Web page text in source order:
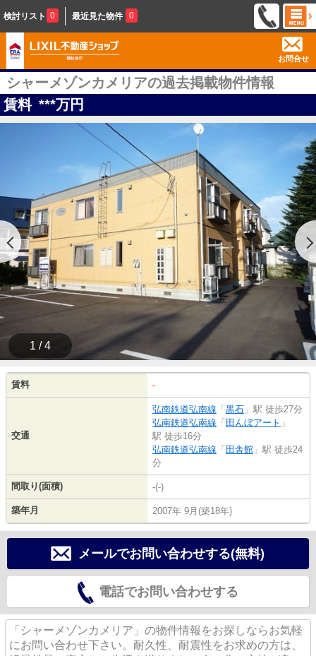
検討リスト 0 最近見た物件 0
お問合せ
シャーメゾンカメリアの過去掲載物件情報
賃料 ***万円
1 / 4
賃料 -
交通
弘南鉄道弘南線 「 黒石 」駅 徒歩27分
弘南鉄道弘南線 「 田んぼアート 」
駅 徒歩16分
弘南鉄道弘南線 「 田舎館 」駅 徒歩24
分
間取り(面積) -(-)
築年月 2007年 9月(築18年)
メールでお問い合わせする(無料)
電話でお問い合わせする
「シャーメゾンカメリア」の物件情報をお探しならお気軽
にお問い合わせ下さい。耐久性、耐震性をお求めの方は、